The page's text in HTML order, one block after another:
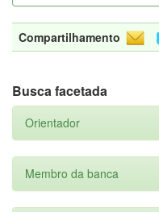
Compartilhamento
Busca facetada
Orientador
Membro da banca